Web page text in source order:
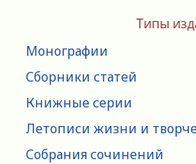
Типы
Монографии
Сборники статей
Книжные серии
Летописи жизни и
Собрания сочинений